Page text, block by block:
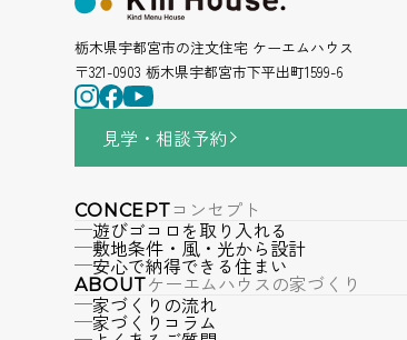
栃木県宇都宮市の注文住宅 ケーエムハウス
〒321-0903 栃木県宇都宮市下平出町1599-6
見学・相談予約
CONCEPTコンセプト
遊びゴコロを取り入れる
敷地条件・風・光から設計
安心で納得できる住まい
ABOUTケーエムハウスの家づくり
家づくりの流れ
家づくりコラム